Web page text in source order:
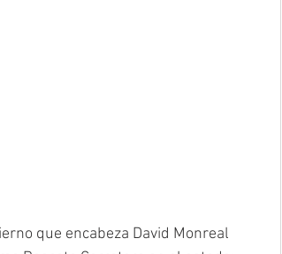
que encabeza David Monreal